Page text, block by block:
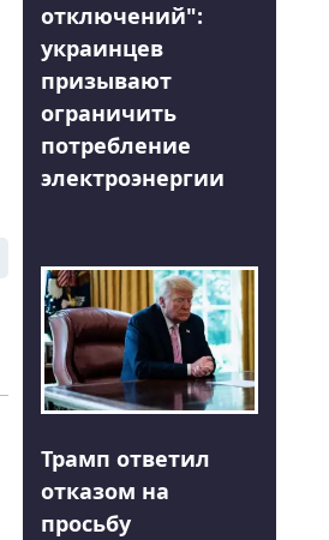
отключений":
украинцев
призывают
ограничить
потребление
электроэнергии
Трамп ответил
отказом на
просьбу